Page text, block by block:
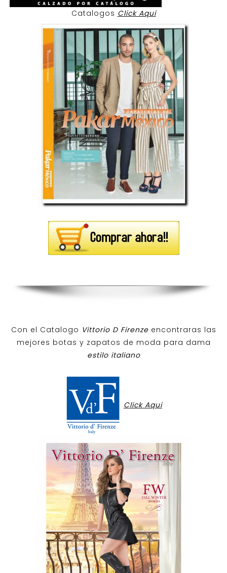
Catalogos Click Aqui
Con el Catalogo Vittorio D Firenzeencontraras las
mejores botas y zapatos de moda para dama
estilo italiano
Click Aqui